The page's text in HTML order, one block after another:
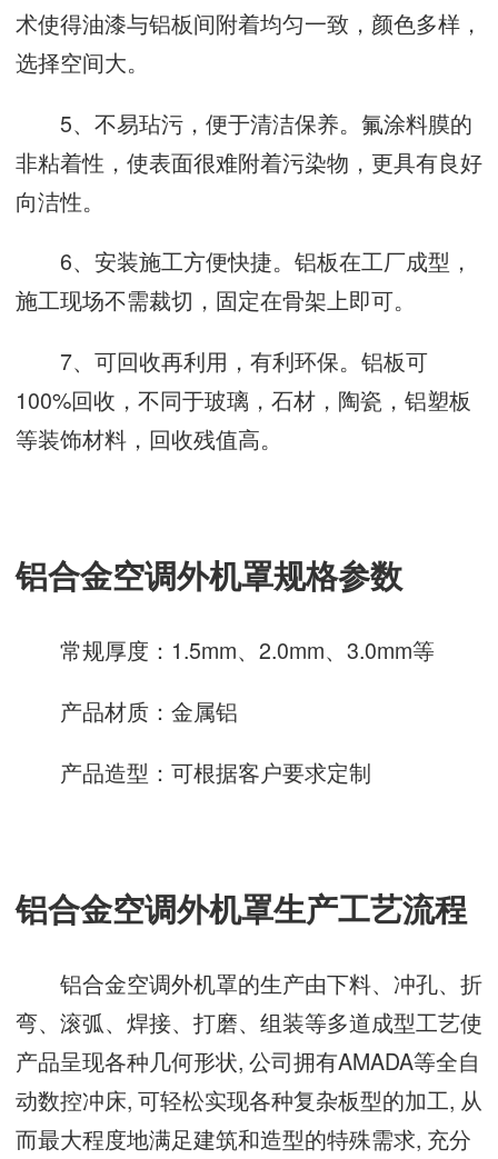
术使得油漆与铝板间附着均匀一致，颜色多样，
选择空间大。
5、不易玷污，便于清洁保养。氟涂料膜的
非粘着性，使表面很难附着污染物，更具有良好
向洁性。
6、安装施工方便快捷。铝板在工厂成型，
施工现场不需裁切，固定在骨架上即可。
7、可回收再利用，有利环保。铝板可
100%回收，不同于玻璃，石材，陶瓷，铝塑板
等装饰材料，回收残值高。
铝合金空调外机罩规格参数
常规厚度：1.5mm、2.0mm、3.0mm等
产品材质：金属铝
产品造型：可根据客户要求定制
铝合金空调外机罩生产工艺流程
铝合金空调外机罩的生产由下料、冲孔、折
弯、滚弧、焊接、打磨、组装等多道成型工艺使
产品呈现各种几何形状, 公司拥有AMADA等全自
动数控冲床, 可轻松实现各种复杂板型的加工, 从
而最大程度地满足建筑和造型的特殊需求, 充分